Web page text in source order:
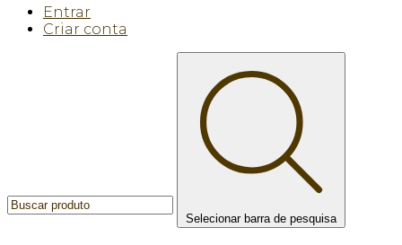
Entrar
Criar conta
Selecionar barra de pesquisa